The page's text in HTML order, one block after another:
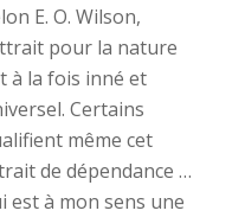
E. O. Wilson,
pour la nature
à la fois inné et
Certains
même cet
de dépendance …
est à mon sens une